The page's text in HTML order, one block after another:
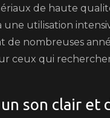
de haute
une utilisation
de nombreuses
ceux qui
son clair et